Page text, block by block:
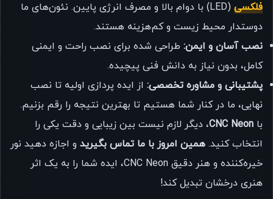
فلکسی
(LED) با دوام بالا و مصرف انرژی پایین. نئون‌های ما
دوستدار محیط زیست و کم‌هزینه هستند.
نصب آسان و ایمن: طراحی شده برای نصب راحت و ایمنی
کامل، بدون نیاز به دانش فنی پیچیده.
پشتیبانی و مشاوره تخصصی: از ایده پردازی اولیه تا نصب
نهایی، ما در کنار شما هستیم تا بهترین نتیجه را رقم بزنیم.
با CNC Neon، دیگر لازم نیست بین زیبایی و دقت یکی را
انتخاب کنید. همین امروز با ما تماس بگیرید و اجازه دهید نور
خیره‌کننده و هنر دقیق CNC Neon، ایده شما را به یک اثر
هنری درخشان تبدیل کند!